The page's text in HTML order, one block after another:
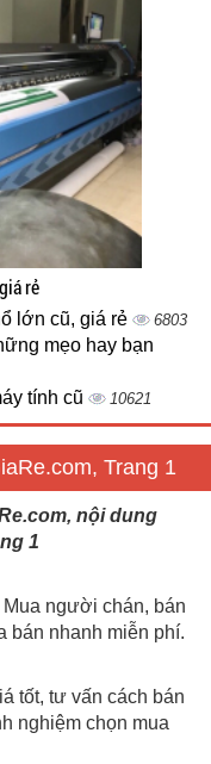
rẻ
lớn cũ, giá rẻ 6803
mẹo hay bạn
tính cũ 10621
Trang 1
nội dung
1
người chán, bán
bán nhanh miễn phí.
tốt, tư vấn cách bán
nghiệm chọn mua